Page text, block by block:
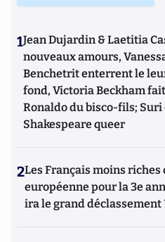
1Jean Dujardin & Laetitia
nouveaux amours,
Benchetrit enterrent le
fond, Victoria Beckham
Ronaldo du bisco-fils; Suri
Shakespeare queer
2Les Français moins riches
européenne pour la 3e
ira le grand déclassement